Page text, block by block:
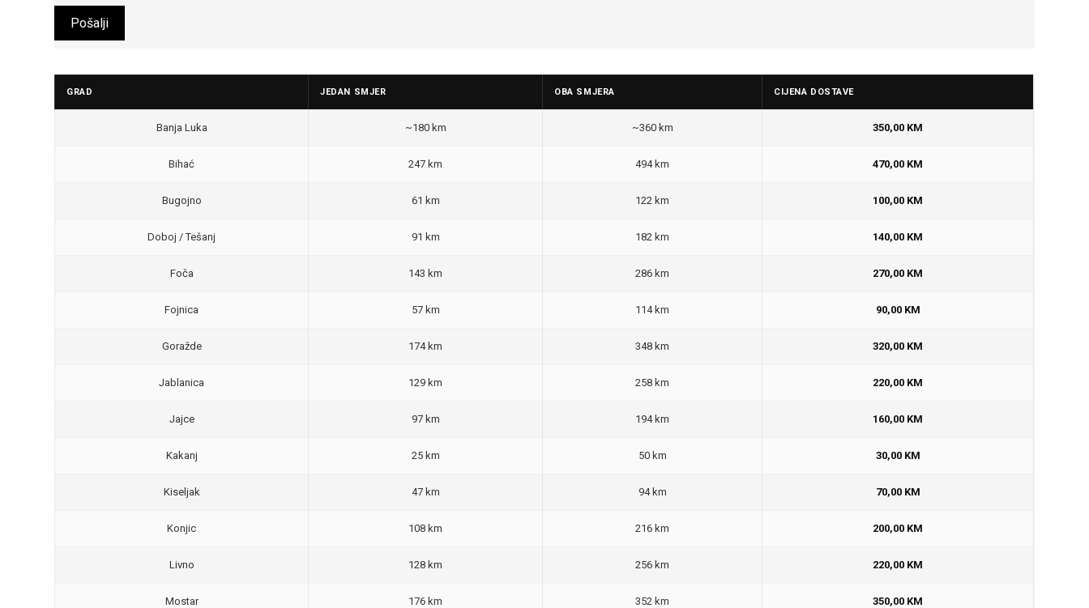
GRAD JEDAN SMJER OBA SMJERA CIJENA DOSTAVE
Banja Luka ~180 km ~360 km 350,00 KM
Bihać 247 km 494 km 470,00 KM
Bugojno 61 km 122 km 100,00 KM
Doboj / Tešanj 91 km 182 km 140,00 KM
Foča 143 km 286 km 270,00 KM
Fojnica 57 km 114 km 90,00 KM
Goražde 174 km 348 km 320,00 KM
Jablanica 129 km 258 km 220,00 KM
Jajce 97 km 194 km 160,00 KM
Kakanj 25 km 50 km 30,00 KM
Kiseljak 47 km 94 km 70,00 KM
Konjic 108 km 216 km 200,00 KM
Livno 128 km 256 km 220,00 KM
Mostar 176 km 352 km 350,00 KM